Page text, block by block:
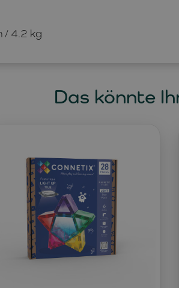
/ 4.2 kg
Das könnte